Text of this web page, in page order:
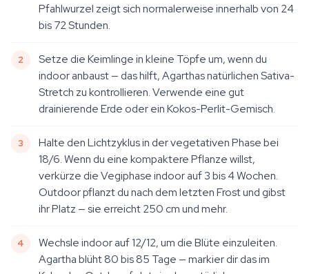
Pfahlwurzel zeigt sich normalerweise innerhalb von 24
bis 72 Stunden.
Setze die Keimlinge in kleine Töpfe um, wenn du
indoor anbaust — das hilft, Agarthas natürlichen Sativa-
Stretch zu kontrollieren. Verwende eine gut
drainierende Erde oder ein Kokos-Perlit-Gemisch.
Halte den Lichtzyklus in der vegetativen Phase bei
18/6. Wenn du eine kompaktere Pflanze willst,
verkürze die Vegiphase indoor auf 3 bis 4 Wochen.
Outdoor pflanzt du nach dem letzten Frost und gibst
ihr Platz — sie erreicht 250 cm und mehr.
Wechsle indoor auf 12/12, um die Blüte einzuleiten.
Agartha blüht 80 bis 85 Tage — markier dir das im